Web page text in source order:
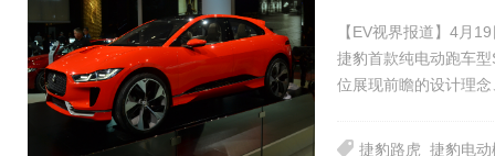
【EV视界报道】4月
捷豹首款纯电动跑车
位展现前瞻的设计理
捷豹路虎 捷豹电